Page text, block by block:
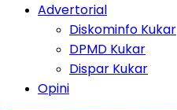
Advertorial
Diskominfo Kukar
DPMD Kukar
Dispar Kukar
Opini